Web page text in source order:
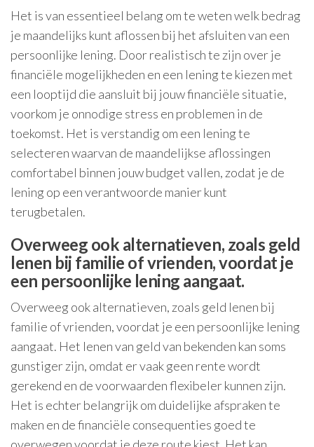
Het is van essentieel belang om te weten welk bedrag
je maandelijks kunt aflossen bij het afsluiten van een
persoonlijke lening. Door realistisch te zijn over je
financiële mogelijkheden en een lening te kiezen met
een looptijd die aansluit bij jouw financiële situatie,
voorkom je onnodige stress en problemen in de
toekomst. Het is verstandig om een lening te
selecteren waarvan de maandelijkse aflossingen
comfortabel binnen jouw budget vallen, zodat je de
lening op een verantwoorde manier kunt
terugbetalen.
Overweeg ook alternatieven, zoals geld
lenen bij familie of vrienden, voordat je
een persoonlijke lening aangaat.
Overweeg ook alternatieven, zoals geld lenen bij
familie of vrienden, voordat je een persoonlijke lening
aangaat. Het lenen van geld van bekenden kan soms
gunstiger zijn, omdat er vaak geen rente wordt
gerekend en de voorwaarden flexibeler kunnen zijn.
Het is echter belangrijk om duidelijke afspraken te
maken en de financiële consequenties goed te